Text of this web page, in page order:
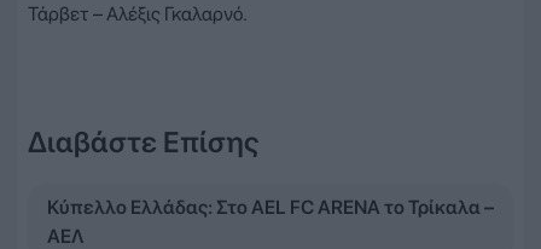
Τάρβετ – Αλέξις Γκαλαρνό.
Διαβάστε Επίσης
Κύπελλο Ελλάδας: Στο AEL FC ARENA το Τρίκαλα –
ΑΕΛ